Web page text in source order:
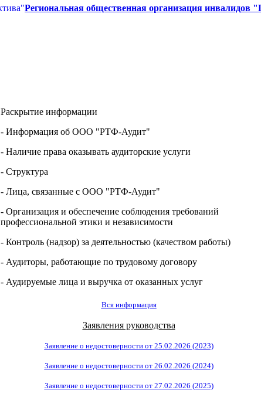
Региональная общественная организация инвалидов
Раскрытие информации
- Информация об ООО "РТФ-Аудит"
- Наличие права оказывать аудиторские услуги
- Структура
- Лица, связанные с ООО "РТФ-Аудит"
- Организация и обеспечение соблюдения требований
профессиональной этики и независимости
- Контроль (надзор) за деятельностью (качеством работы)
- Аудиторы, работающие по трудовому договору
- Аудируемые лица и выручка от оказанных услуг
Вся информация
Заявления руководства
Заявление о недостоверности от 25.02.2026 (2023)
Заявление о недостоверности от 26.02.2026 (2024)
Заявление о недостоверности от 27.02.2026 (2025)